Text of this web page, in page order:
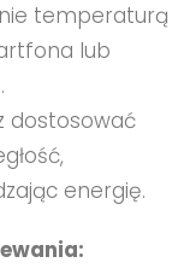
temperaturą
lub
dostosować
energię.